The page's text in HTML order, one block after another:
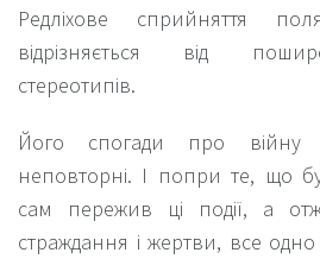
Редліхове сприйняття
відрізняється від
стереотипів.
Його спогади про війну
неповторні. І попри те, що
сам пережив ці події, а
страждання і жертви, все